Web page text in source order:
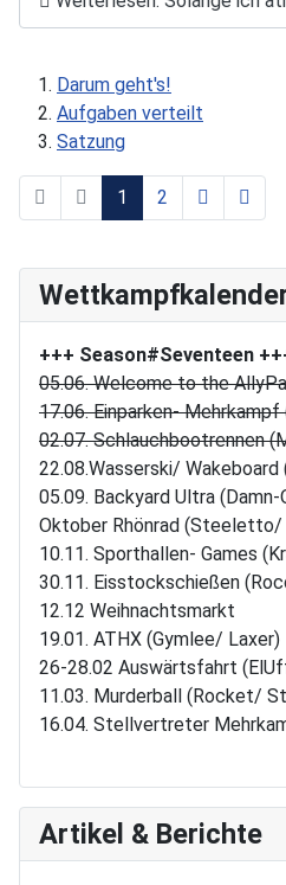
Darum geht's!
Aufgaben verteilt
Satzung
1 2
+++ Season#Seventeen
05.06. Welcome to the
17.06. Einparken-
02.07. Schlauchbootrennen
22.08.Wasserski/
05.09. Backyard Ultra
Oktober Rhönrad (Steeletto/
10.11. Sporthallen- Games
30.11. Eisstockschießen
12.12 Weihnachtsmarkt
19.01. ATHX (Gymlee/ Laxer)
26-28.02 Auswärtsfahrt
11.03. Murderball (Rocket/
16.04. Stellvertreter
Artikel & Berichte